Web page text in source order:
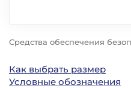
Средства обеспечения
Как выбрать размер
Условные обозначения